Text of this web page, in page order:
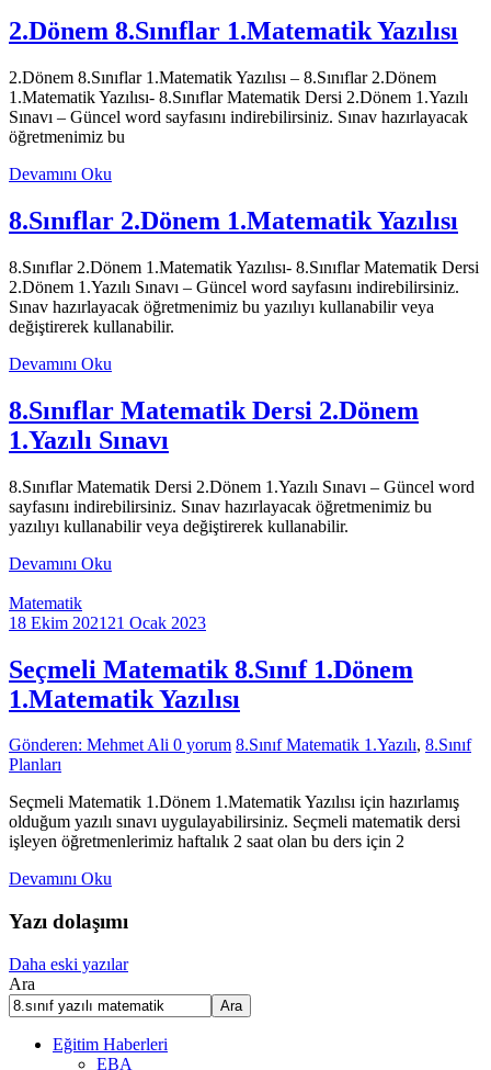
2.Dönem 8.Sınıflar 1.Matematik Yazılısı
2.Dönem 8.Sınıflar 1.Matematik Yazılısı – 8.Sınıflar 2.Dönem
1.Matematik Yazılısı- 8.Sınıflar Matematik Dersi 2.Dönem 1.Yazılı
Sınavı – Güncel word sayfasını indirebilirsiniz. Sınav hazırlayacak
öğretmenimiz bu
Devamını Oku
8.Sınıflar 2.Dönem 1.Matematik Yazılısı
8.Sınıflar 2.Dönem 1.Matematik Yazılısı- 8.Sınıflar Matematik Dersi
2.Dönem 1.Yazılı Sınavı – Güncel word sayfasını indirebilirsiniz.
Sınav hazırlayacak öğretmenimiz bu yazılıyı kullanabilir veya
değiştirerek kullanabilir.
Devamını Oku
8.Sınıflar Matematik Dersi 2.Dönem
1.Yazılı Sınavı
8.Sınıflar Matematik Dersi 2.Dönem 1.Yazılı Sınavı – Güncel word
sayfasını indirebilirsiniz. Sınav hazırlayacak öğretmenimiz bu
yazılıyı kullanabilir veya değiştirerek kullanabilir.
Devamını Oku
Matematik
18 Ekim 2021 21 Ocak 2023
Seçmeli Matematik 8.Sınıf 1.Dönem
1.Matematik Yazılısı
Gönderen: Mehmet Ali 0 yorum 8.Sınıf Matematik 1.Yazılı, 8.Sınıf
Planları
Seçmeli Matematik 1.Dönem 1.Matematik Yazılısı için hazırlamış
olduğum yazılı sınavı uygulayabilirsiniz. Seçmeli matematik dersi
işleyen öğretmenlerimiz haftalık 2 saat olan bu ders için 2
Devamını Oku
Yazı dolaşımı
Daha eski yazılar
Ara
Ara
Eğitim Haberleri
EBA